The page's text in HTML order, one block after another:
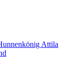
Attila